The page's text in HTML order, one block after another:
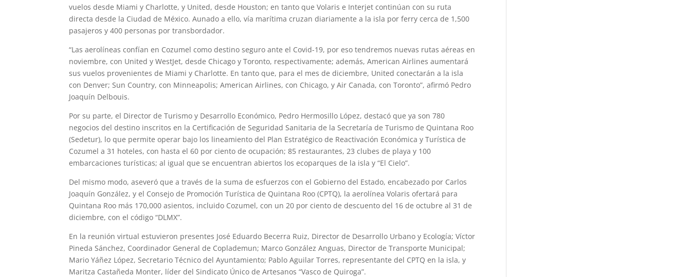
vuelos desde Miami y Charlotte, y United, desde Houston; en tanto que Volaris e Interjet continúan con su ruta
directa desde la Ciudad de México. Aunado a ello, vía marítima cruzan diariamente a la isla por ferry cerca de 1,500
pasajeros y 400 personas por transbordador.
“Las aerolíneas confían en Cozumel como destino seguro ante el Covid-19, por eso tendremos nuevas rutas aéreas en
noviembre, con United y WestJet, desde Chicago y Toronto, respectivamente; además, American Airlines aumentará
sus vuelos provenientes de Miami y Charlotte. En tanto que, para el mes de diciembre, United conectarán a la isla
con Denver; Sun Country, con Minneapolis; American Airlines, con Chicago, y Air Canada, con Toronto”, afirmó Pedro
Joaquín Delbouis.
Por su parte, el Director de Turismo y Desarrollo Económico, Pedro Hermosillo López, destacó que ya son 780
negocios del destino inscritos en la Certificación de Seguridad Sanitaria de la Secretaría de Turismo de Quintana Roo
(Sedetur), lo que permite operar bajo los lineamiento del Plan Estratégico de Reactivación Económica y Turística de
Cozumel a 31 hoteles, con hasta el 60 por ciento de ocupación; 85 restaurantes, 23 clubes de playa y 100
embarcaciones turísticas; al igual que se encuentran abiertos los ecoparques de la isla y “El Cielo”.
Del mismo modo, aseveró que a través de la suma de esfuerzos con el Gobierno del Estado, encabezado por Carlos
Joaquín González, y el Consejo de Promoción Turística de Quintana Roo (CPTQ), la aerolínea Volaris ofertará para
Quintana Roo más 170,000 asientos, incluido Cozumel, con un 20 por ciento de descuento del 16 de octubre al 31 de
diciembre, con el código “DLMX”.
En la reunión virtual estuvieron presentes José Eduardo Becerra Ruiz, Director de Desarrollo Urbano y Ecología; Víctor
Pineda Sánchez, Coordinador General de Coplademun; Marco González Anguas, Director de Transporte Municipal;
Mario Yáñez López, Secretario Técnico del Ayuntamiento; Pablo Aguilar Torres, representante del CPTQ en la isla, y
Maritza Castañeda Monter, líder del Sindicato Único de Artesanos “Vasco de Quiroga”.